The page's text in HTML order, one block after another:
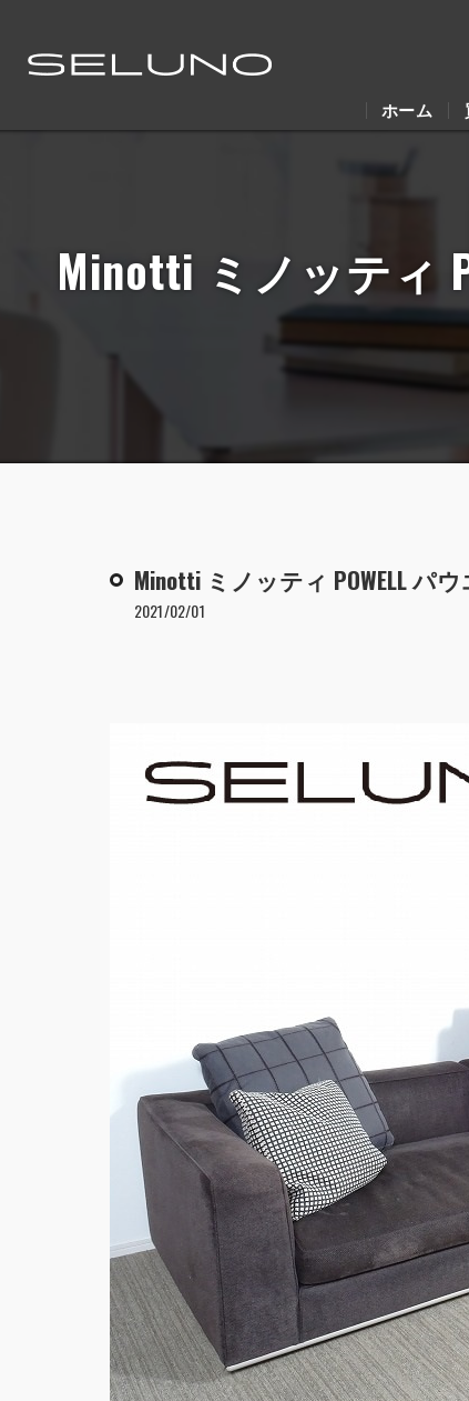
ホーム
Minotti ミノッティ
Minotti ミノッティ POWELL パ
2021/02/01